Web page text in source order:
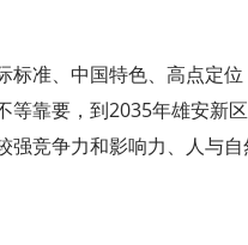
标准、中国特色、高点定
等靠要，到2035年雄安新
强竞争力和影响力、人与